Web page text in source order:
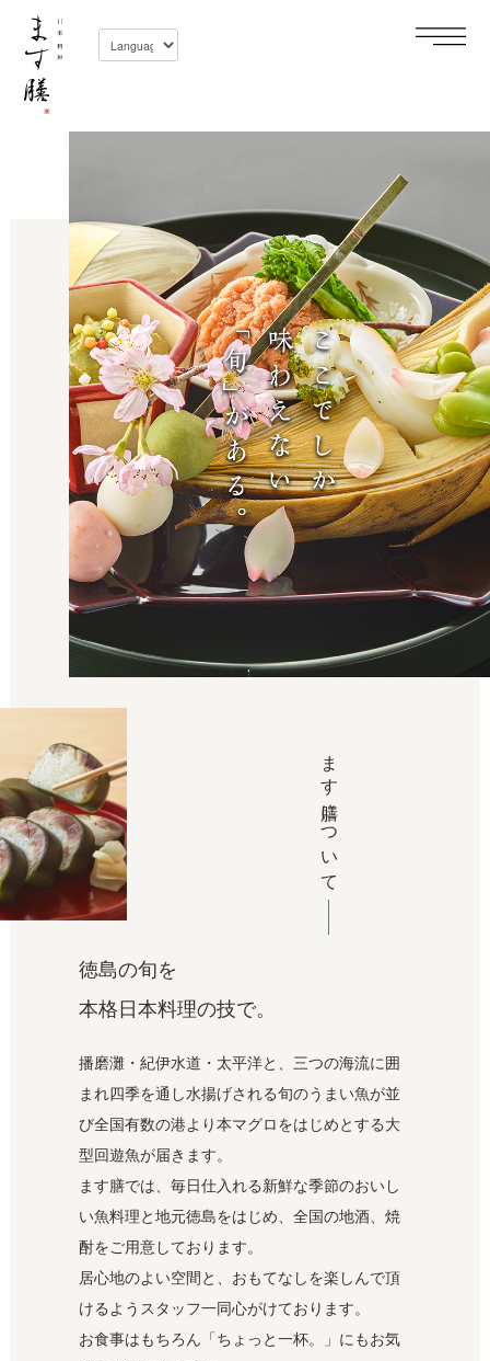
ます膳について
徳島の旬を
本格日本料理の技で。
播磨灘・紀伊水道・太平洋と、三つの海流に囲
まれ四季を通し水揚げされる旬のうまい魚が並
び全国有数の港より本マグロをはじめとする大
型回遊魚が届きます。
ます膳では、毎日仕入れる新鮮な季節のおいし
い魚料理と地元徳島をはじめ、 全国の地酒、焼
酎をご用意しております。
居心地のよい空間と、おもてなしを楽しんで頂
けるよう スタッフ一同心がけております。
お食事はもちろん「ちょっと一杯。」にもお気